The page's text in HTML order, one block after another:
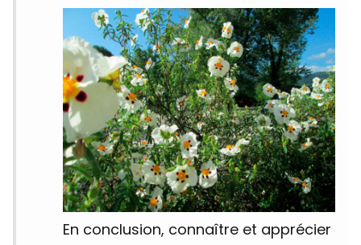
En conclusion, connaître et apprécier